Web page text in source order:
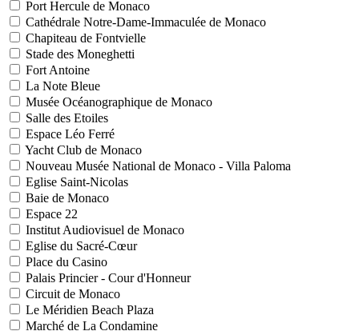
Port Hercule de Monaco
Cathédrale Notre-Dame-Immaculée de Monaco
Chapiteau de Fontvielle
Stade des Moneghetti
Fort Antoine
La Note Bleue
Musée Océanographique de Monaco
Salle des Etoiles
Espace Léo Ferré
Yacht Club de Monaco
Nouveau Musée National de Monaco - Villa Paloma
Eglise Saint-Nicolas
Baie de Monaco
Espace 22
Institut Audiovisuel de Monaco
Eglise du Sacré-Cœur
Place du Casino
Palais Princier - Cour d'Honneur
Circuit de Monaco
Le Méridien Beach Plaza
Marché de La Condamine